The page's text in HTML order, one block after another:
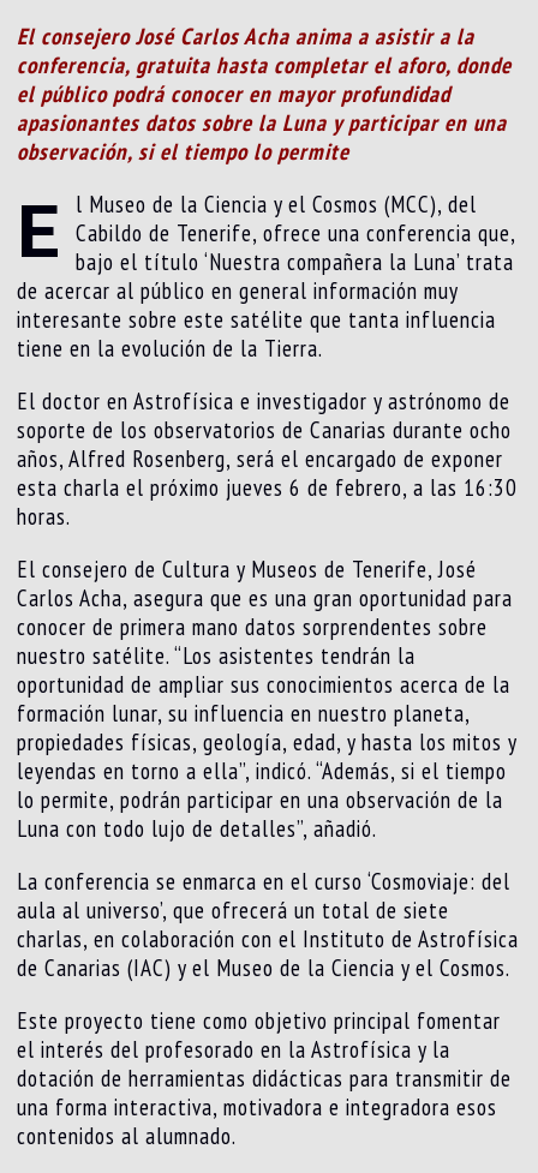
El consejero José Carlos Acha anima a asistir a la
conferencia, gratuita hasta completar el aforo, donde
el público podrá conocer en mayor profundidad
apasionantes datos sobre la Luna y participar en una
observación, si el tiempo lo permite
E
l Museo de la Ciencia y el Cosmos (MCC), del
Cabildo de Tenerife, ofrece una conferencia que,
bajo el título ‘Nuestra compañera la Luna’ trata
de acercar al público en general información muy
interesante sobre este satélite que tanta influencia
tiene en la evolución de la Tierra.
El doctor en Astrofísica e investigador y astrónomo de
soporte de los observatorios de Canarias durante ocho
años, Alfred Rosenberg, será el encargado de exponer
esta charla el próximo jueves 6 de febrero, a las 16:30
horas.
El consejero de Cultura y Museos de Tenerife, José
Carlos Acha, asegura que es una gran oportunidad para
conocer de primera mano datos sorprendentes sobre
nuestro satélite. “Los asistentes tendrán la
oportunidad de ampliar sus conocimientos acerca de la
formación lunar, su influencia en nuestro planeta,
propiedades físicas, geología, edad, y hasta los mitos y
leyendas en torno a ella”, indicó. “Además, si el tiempo
lo permite, podrán participar en una observación de la
Luna con todo lujo de detalles”, añadió.
La conferencia se enmarca en el curso ‘Cosmoviaje: del
aula al universo’, que ofrecerá un total de siete
charlas, en colaboración con el Instituto de Astrofísica
de Canarias (IAC) y el Museo de la Ciencia y el Cosmos.
Este proyecto tiene como objetivo principal fomentar
el interés del profesorado en la Astrofísica y la
dotación de herramientas didácticas para transmitir de
una forma interactiva, motivadora e integradora esos
contenidos al alumnado.